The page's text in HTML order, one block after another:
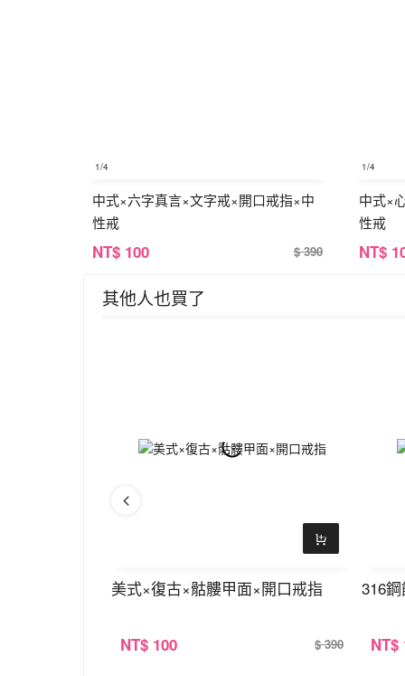
1/4
中式×六字真言×文字戒×開口戒指×中
性戒
NT$ 100 $ 390
1/4
中式×
性戒
NT$
其他人也買了
美式×復古×骷髏甲面×開口戒指
NT$ 100 $ 390
316
NT$